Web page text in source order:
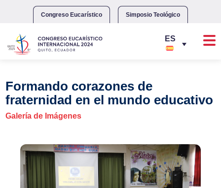
Congreso Eucarístico Simposio Teológico
Formando corazones de
fraternidad en el mundo educativo
Galería de Imágenes